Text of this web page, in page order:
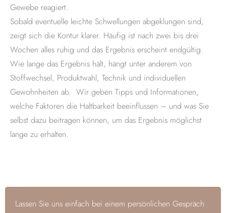
Gewebe reagiert.
Sobald eventuelle leichte Schwellungen abgeklungen sind,
zeigt sich die Kontur klarer. Häufig ist nach zwei bis drei
Wochen alles ruhig und das Ergebnis erscheint endgültig.
Wie lange das Ergebnis hält, hängt unter anderem von
Stoffwechsel, Produktwahl, Technik und individuellen
Gewohnheiten ab. Wir geben Tipps und Informationen,
welche Faktoren die Haltbarkeit beeinflussen – und was Sie
selbst dazu beitragen können, um das Ergebnis möglichst
lange zu erhalten.
Lassen Sie uns einfach bei einem persönlichen Gespräch